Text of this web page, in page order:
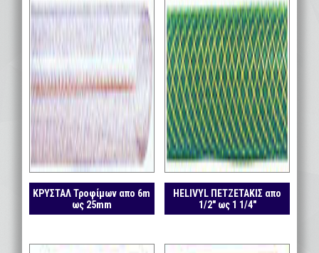
ΚΡΥΣΤΑΛ Τροφίμων απο 6m
ως 25mm
HELIVYL ΠΕΤΖΕΤΑΚΙΣ απο
1/2″ ως 1 1/4″